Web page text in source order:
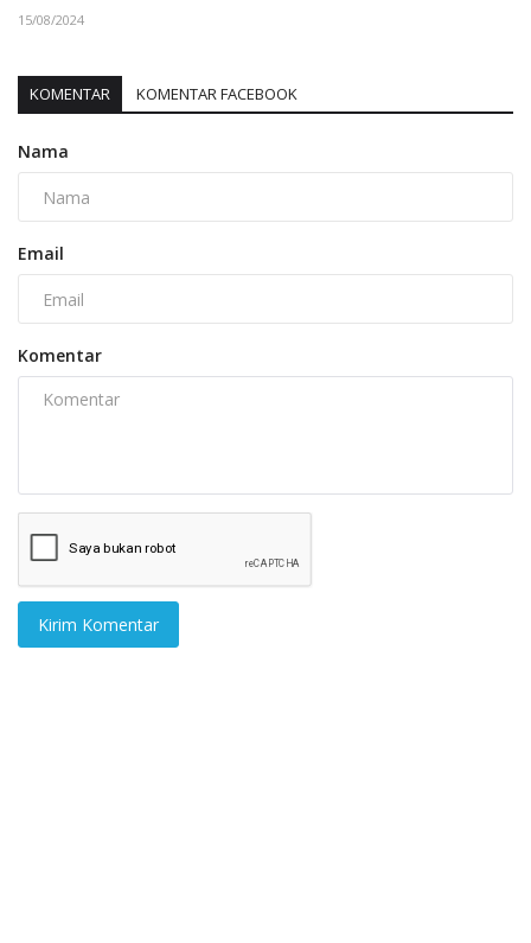
15/08/2024
KOMENTAR KOMENTAR FACEBOOK
Nama
Email
Komentar
Kirim Komentar